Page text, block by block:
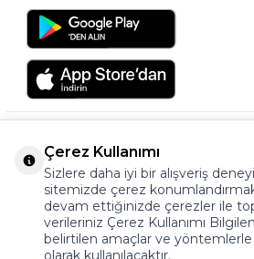
©2026 Tüm Hakkı
Çerez Kullanımı
Sizlere daha iyi bir alışveriş
sitemizde çerez
devam ettiğinizde çerezler ile
verileriniz Çerez Kullanımı
belirtilen amaçlar ve
olarak kullanılacaktır.